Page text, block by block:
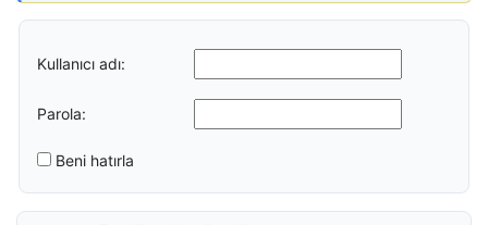
Kullanıcı adı:
Parola:
Beni hatırla